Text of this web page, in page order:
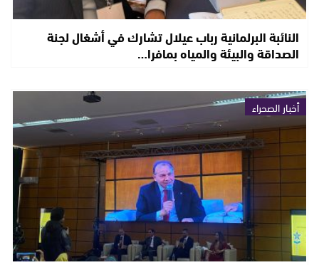
النائبة البرلمانية رباب عيلال تشارك في أشغال لجنة
الصداقة والبيئة والمياه بمافرا…
أخبار الصحراء